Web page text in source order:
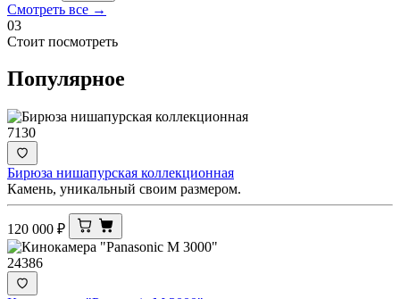
Смотреть все →
03
Стоит посмотреть
Популярное
7130
Бирюза нишапурская коллекционная
Камень, уникальный своим размером.
120 000 ₽
24386